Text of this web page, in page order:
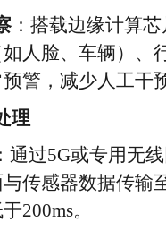
：搭载边缘计算
人脸、车辆）、
警，减少人工干预
理
通过5G或专用无线
传感器数据传输
200ms。